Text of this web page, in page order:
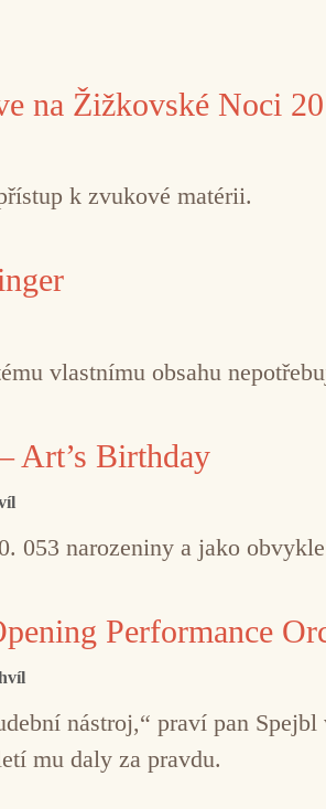
na Žižkovské Noci
k zvukové matérii.
vlastnímu obsahu
Art’s Birthday
053 narozeniny a jako
Performance
nástroj,“ praví pan
mu daly za pravdu.